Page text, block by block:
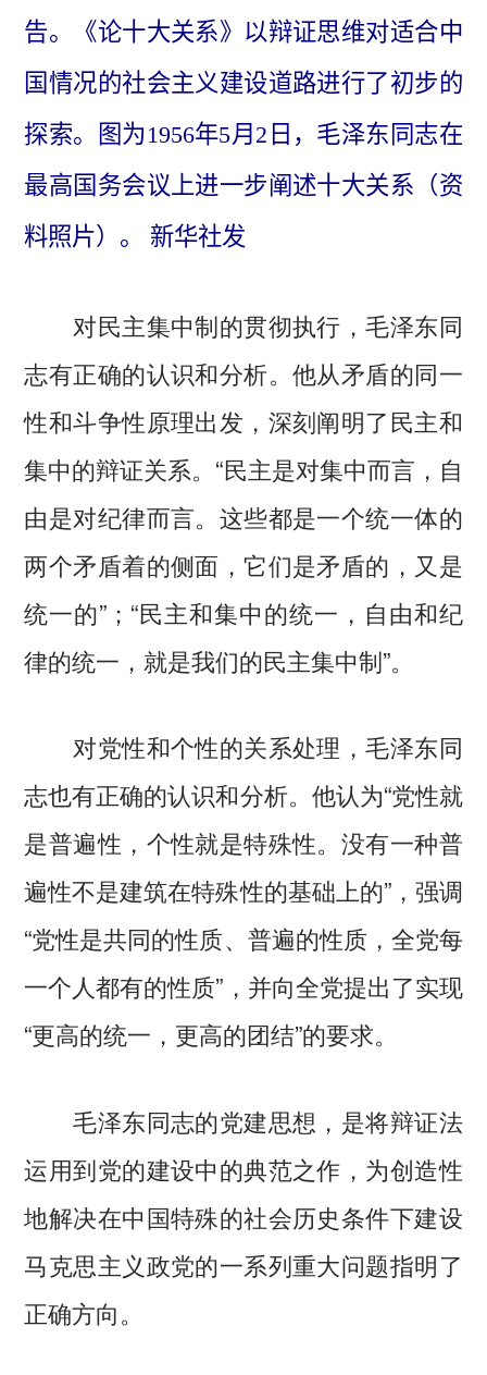
告。《论十大关系》以辩证思维对适合中
国情况的社会主义建设道路进行了初步的
探索。图为1956年5月2日，毛泽东同志在
最高国务会议上进一步阐述十大关系（资
料照片）。 新华社发
对民主集中制的贯彻执行，毛泽东同
志有正确的认识和分析。他从矛盾的同一
性和斗争性原理出发，深刻阐明了民主和
集中的辩证关系。“民主是对集中而言，自
由是对纪律而言。这些都是一个统一体的
两个矛盾着的侧面，它们是矛盾的，又是
统一的”；“民主和集中的统一，自由和纪
律的统一，就是我们的民主集中制”。
对党性和个性的关系处理，毛泽东同
志也有正确的认识和分析。他认为“党性就
是普遍性，个性就是特殊性。没有一种普
遍性不是建筑在特殊性的基础上的”，强调
“党性是共同的性质、普遍的性质，全党每
一个人都有的性质”，并向全党提出了实现
“更高的统一，更高的团结”的要求。
毛泽东同志的党建思想，是将辩证法
运用到党的建设中的典范之作，为创造性
地解决在中国特殊的社会历史条件下建设
马克思主义政党的一系列重大问题指明了
正确方向。